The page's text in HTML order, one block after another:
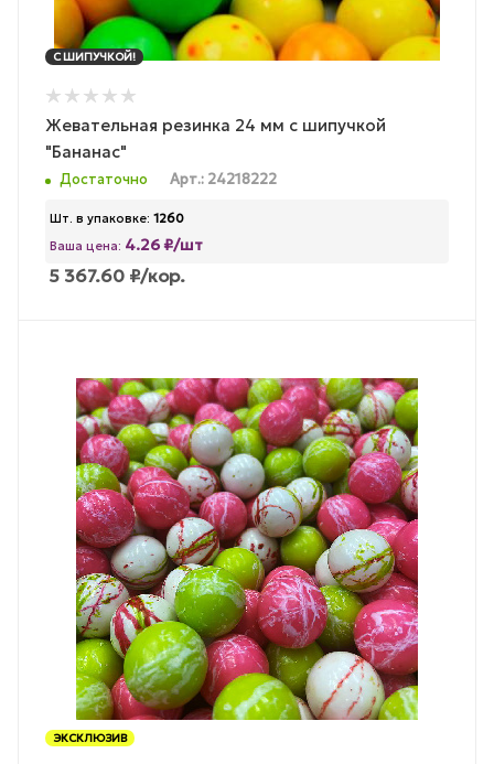
С ШИПУЧКОЙ!
Жевательная резинка 24 мм с шипучкой
"Бананас"
Достаточно Арт.: 24218222
Шт. в упаковке: 1260
Ваша цена: 4.26 ₽/шт
5 367.60 ₽/кор.
ЭКСКЛЮЗИВ